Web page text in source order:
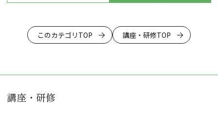
このカテゴリTOP 講座・研修TOP
講座・研修